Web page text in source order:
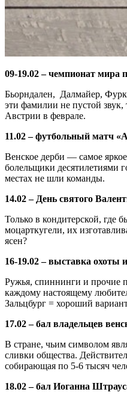
09-19.02 – чемпионат мира
Бьорндален, Далмайер,
эти фамилии не пустой звук,
Австрии в феврале.
11.02 – футбольный матч
Венское дерби — самое
болельщики десятилетиями
местах не шли команды.
14.02 – День святого
Только в кондитерской, где
моцарткугели, их
ясен?
16-19.02 – выставка охоты
Ружья, спиннинги и прочие
каждому настоящему
Зальцбург = хороший
17.02 – бал владельцев
В стране, чьим символом
сливки общества.
собирающая по 5-6 тысяч
18.02 – бал Иоганна